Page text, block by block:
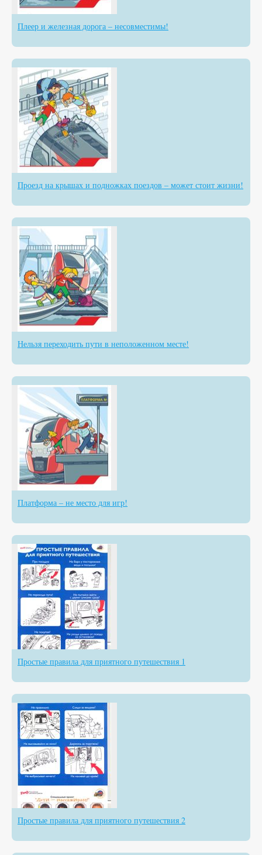
Плеер и железная дорога – несовместимы!
Проезд на крышах и подножках поездов – может стоит жизни!
Нельзя переходить пути в неположенном месте!
Платформа – не место для игр!
Простые правила для приятного путешествия 1
Простые правила для приятного путешествия 2